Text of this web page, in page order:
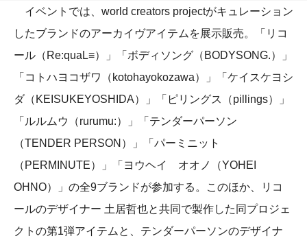
イベントでは、world creators projectがキュレーション
したブランドのアーカイヴアイテムを展示販売。「リコ
ール（Re:quaL≡）」「ボディソング（BODYSONG.）」
「コトハヨコザワ（kotohayokozawa）」「ケイスケヨシ
ダ（KEISUKEYOSHIDA）」「ピリングス（pillings）」
「ルルムウ（rurumu:）」「テンダーパーソン
（TENDER PERSON）」「パーミニット
（PERMINUTE）」「ヨウヘイ オオノ（YOHEI
OHNO）」の全9ブランドが参加する。このほか、リコ
ールのデザイナー 土居哲也と共同で製作した同プロジェ
クトの第1弾アイテムと、テンダーパーソンのデザイナ